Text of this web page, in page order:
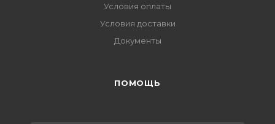
Условия оплаты
Условия доставки
Документы
ПОМОЩЬ